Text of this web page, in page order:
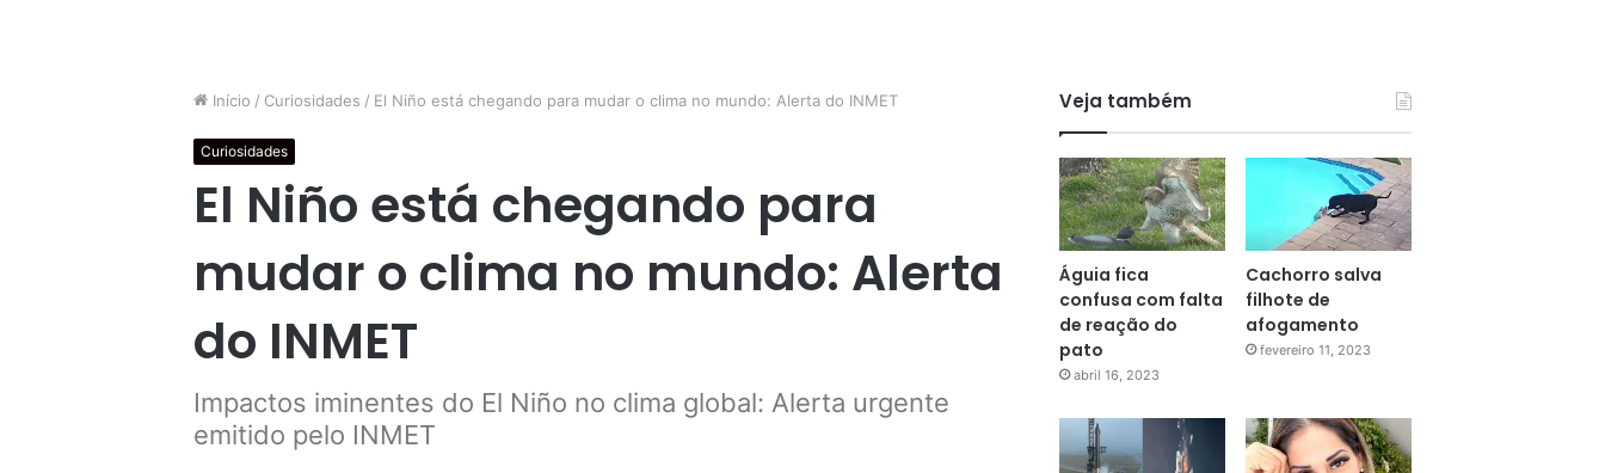
Início / Curiosidades / El Niño está chegando para mudar o clima no mundo: Alerta do INMET
Curiosidades
El Niño está chegando para
mudar o clima no mundo: Alerta
do INMET
Impactos iminentes do El Niño no clima global: Alerta urgente
emitido pelo INMET
Veja também
Águia fica
confusa com falta
de reação do
pato
abril 16, 2023
Cachorro salva
filhote de
afogamento
fevereiro 11, 2023